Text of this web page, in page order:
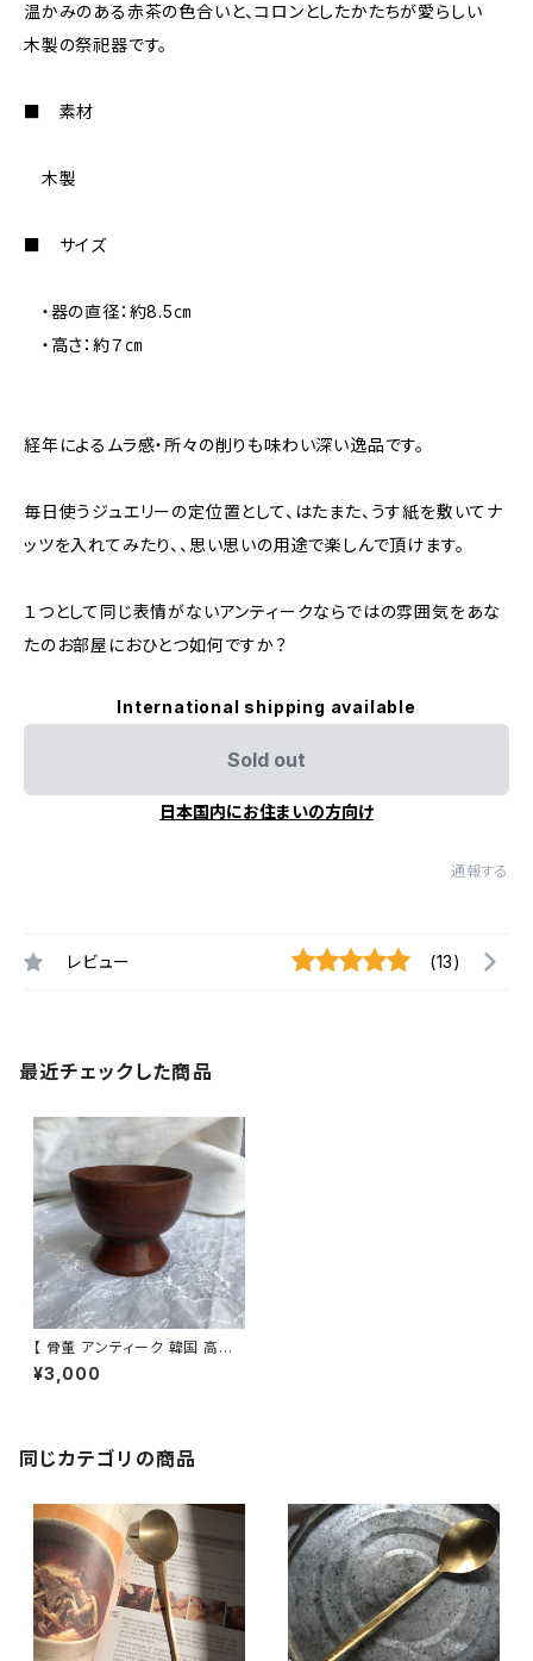
温かみのある赤茶の色合いと、コロンとしたかたちが愛らしい
木製の祭祀器です。
■ 素材
木製
■ サイズ
・器の直径：約8.5㎝
・高さ：約７㎝
経年によるムラ感・所々の削りも味わい深い逸品です。
毎日使うジュエリーの定位置として、はたまた、うす紙を敷いてナ
ッツを入れてみたり、、思い思いの用途で楽しんで頂けます。
１つとして同じ表情がないアンティークならではの雰囲気をあな
たのお部屋におひとつ如何ですか？
International shipping available
Sold out
日本国内にお住まいの方向け
通報する
レビュー (13)
最近チェックした商品
【 骨董 アンティーク 韓国 高台
高杯 A-9 】韓国骨董 韓国アン
ティーク インテリア
¥3,000
同じカテゴリの商品